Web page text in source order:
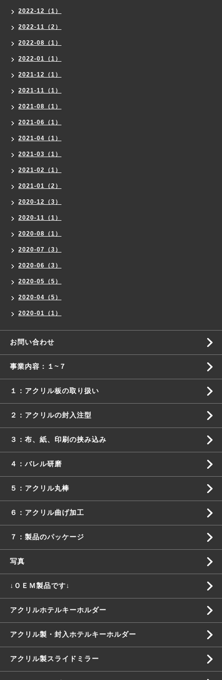
2022-12（1）
2022-11（2）
2022-08（1）
2022-01（1）
2021-12（1）
2021-11（1）
2021-08（1）
2021-06（1）
2021-04（1）
2021-03（1）
2021-02（1）
2021-01（2）
2020-12（3）
2020-11（1）
2020-08（1）
2020-07（3）
2020-06（3）
2020-05（5）
2020-04（5）
2020-01（1）
お問い合わせ
事業内容：１~７
１：アクリル板の取り扱い
２：アクリルの封入注型
３：布、紙、印刷の挟み込み
４：バレル研磨
５：アクリル丸棒
６：アクリル曲げ加工
７：製品のパッケージ
写真
↓ＯＥＭ製品です↓
アクリルホテルキーホルダー
アクリル製・封入ホテルキーホルダー
アクリル製スライドミラー